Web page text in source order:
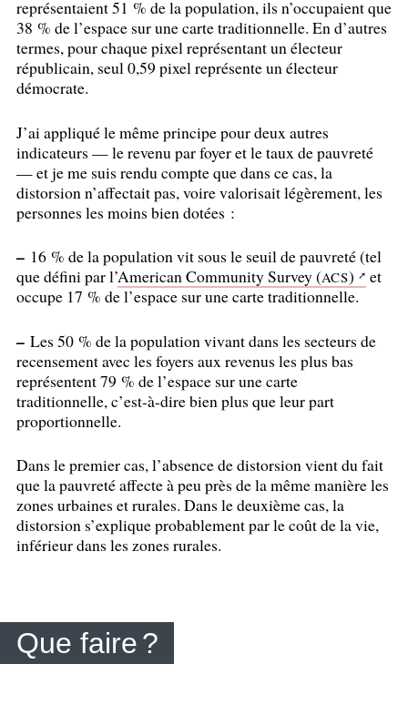
représentaient 51 % de la population, ils n’occupaient que
38 % de l’espace sur une carte traditionnelle. En d’autres
termes, pour chaque pixel représentant un électeur
républicain, seul 0,59 pixel représente un électeur
démocrate.
J’ai appliqué le même principe pour deux autres
indicateurs — le revenu par foyer et le taux de pauvreté
— et je me suis rendu compte que dans ce cas, la
distorsion n’affectait pas, voire valorisait légèrement, les
personnes les moins bien dotées :
–16 % de la population vit sous le seuil de pauvreté (tel
que défini par l’American Community Survey (ACS)
et
occupe 17 % de l’espace sur une carte traditionnelle.
–Les 50 % de la population vivant dans les secteurs de
recensement avec les foyers aux revenus les plus bas
représentent 79 % de l’espace sur une carte
traditionnelle, c’est-à-dire bien plus que leur part
proportionnelle.
Dans le premier cas, l’absence de distorsion vient du fait
que la pauvreté affecte à peu près de la même manière les
zones urbaines et rurales. Dans le deuxième cas, la
distorsion s’explique probablement par le coût de la vie,
inférieur dans les zones rurales.
Que faire?